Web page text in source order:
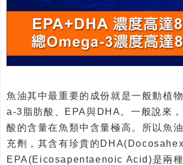
魚油其中最重要的成份就是一般動植
a-3脂肪酸、EPA與DHA。一般說來
酸的含量在魚類中含量極高。所以魚
充劑，其含有珍貴的
EPA(Eicosapentaenoic Acid)是兩種